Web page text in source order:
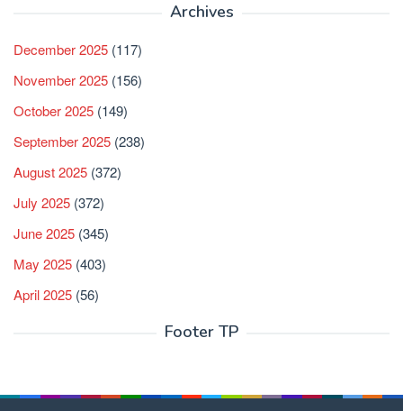
Archives
December 2025 (117)
November 2025 (156)
October 2025 (149)
September 2025 (238)
August 2025 (372)
July 2025 (372)
June 2025 (345)
May 2025 (403)
April 2025 (56)
Footer TP